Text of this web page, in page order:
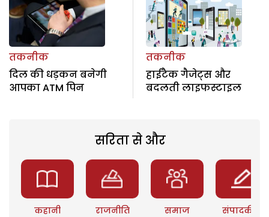
तकनीक
दिल की धड़कन बनेगी
आपका ATM पिन
तकनीक
हाईटैक गैजेट्स और
बदलती लाइफस्टाइल
सरिता से और
कहानी राजनीति समाज संपादकीय